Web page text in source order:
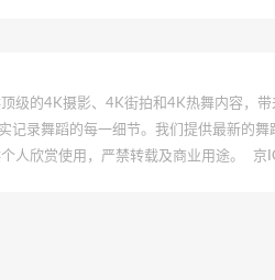
级的4K摄影、4K街拍和4K热舞内容，
记录舞蹈的每一细节。我们提供最新的
人欣赏使用，严禁转载及商业用途。
京